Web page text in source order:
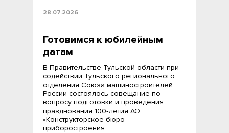
28.07.2026
Готовимся к юбилейным
датам
В Правительстве Тульской области при
содействии Тульского регионального
отделения Союза машиностроителей
России состоялось совещание по
вопросу подготовки и проведения
празднования 100‑летия АО
«Конструкторское бюро
приборостроения…